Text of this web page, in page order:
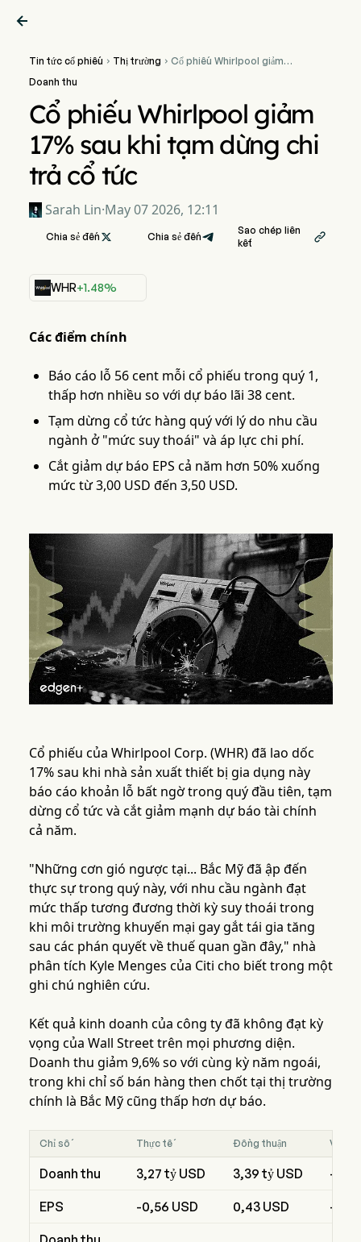

Tin tức cổ phiếu  Thị trường  Cổ phiếu Whirlpool giảm
Doanh thu
Cổ phiếu Whirlpool giảm
17% sau khi tạm dừng chi
trả cổ tức
Sarah Lin·May 07 2026, 12:11
Chia sẻ đến  Chia sẻ đến
Sao chép liên
kết

WHR+1.48%
Các điểm chính
Báo cáo lỗ 56 cent mỗi cổ phiếu trong quý 1,
thấp hơn nhiều so với dự báo lãi 38 cent.
Tạm dừng cổ tức hàng quý với lý do nhu cầu
ngành ở "mức suy thoái" và áp lực chi phí.
Cắt giảm dự báo EPS cả năm hơn 50% xuống
mức từ 3,00 USD đến 3,50 USD.
Cổ phiếu của Whirlpool Corp. (WHR) đã lao dốc
17% sau khi nhà sản xuất thiết bị gia dụng này
báo cáo khoản lỗ bất ngờ trong quý đầu tiên, tạm
dừng cổ tức và cắt giảm mạnh dự báo tài chính
cả năm.
"Những cơn gió ngược tại... Bắc Mỹ đã ập đến
thực sự trong quý này, với nhu cầu ngành đạt
mức thấp tương đương thời kỳ suy thoái trong
khi môi trường khuyến mại gay gắt tái gia tăng
sau các phán quyết về thuế quan gần đây," nhà
phân tích Kyle Menges của Citi cho biết trong một
ghi chú nghiên cứu.
Kết quả kinh doanh của công ty đã không đạt kỳ
vọng của Wall Street trên mọi phương diện.
Doanh thu giảm 9,6% so với cùng kỳ năm ngoái,
trong khi chỉ số bán hàng then chốt tại thị trường
chính là Bắc Mỹ cũng thấp hơn dự báo.
Chỉ số Thực tế Đồng thuận Vượt/
Doanh thu 3,27 tỷ USD 3,39 tỷ USD -
EPS -0,56 USD 0,43 USD -